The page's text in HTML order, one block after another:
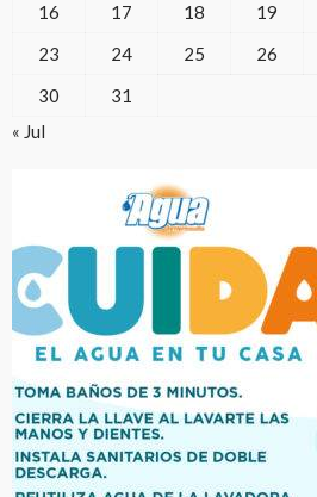
16
17 18 19
23
24 25 26
30
31
« Jul